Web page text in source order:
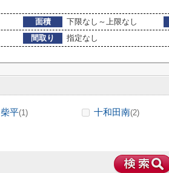
面積 下限なし～上限なし
間取り
指定なし
柴平(1) 十和田南(2)